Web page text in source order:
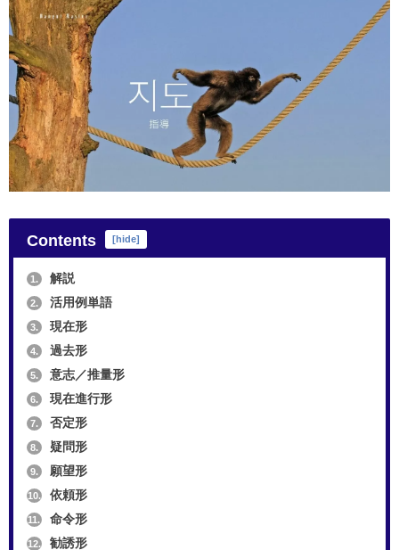
Contents [hide]
1. 解説
2. 活用例単語
3. 現在形
4. 過去形
5. 意志／推量形
6. 現在進行形
7. 否定形
8. 疑問形
9. 願望形
10. 依頼形
11. 命令形
12. 勧誘形